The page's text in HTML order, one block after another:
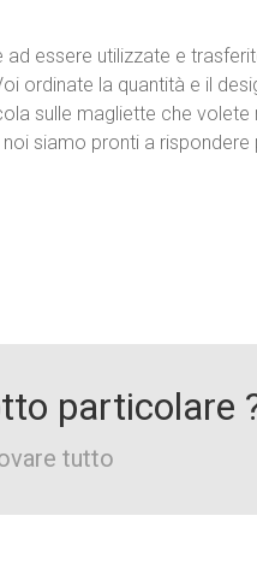
ad essere utilizzate e
ordinate la quantità e il
sulle magliette che volete
noi siamo pronti a
particolare
tutto